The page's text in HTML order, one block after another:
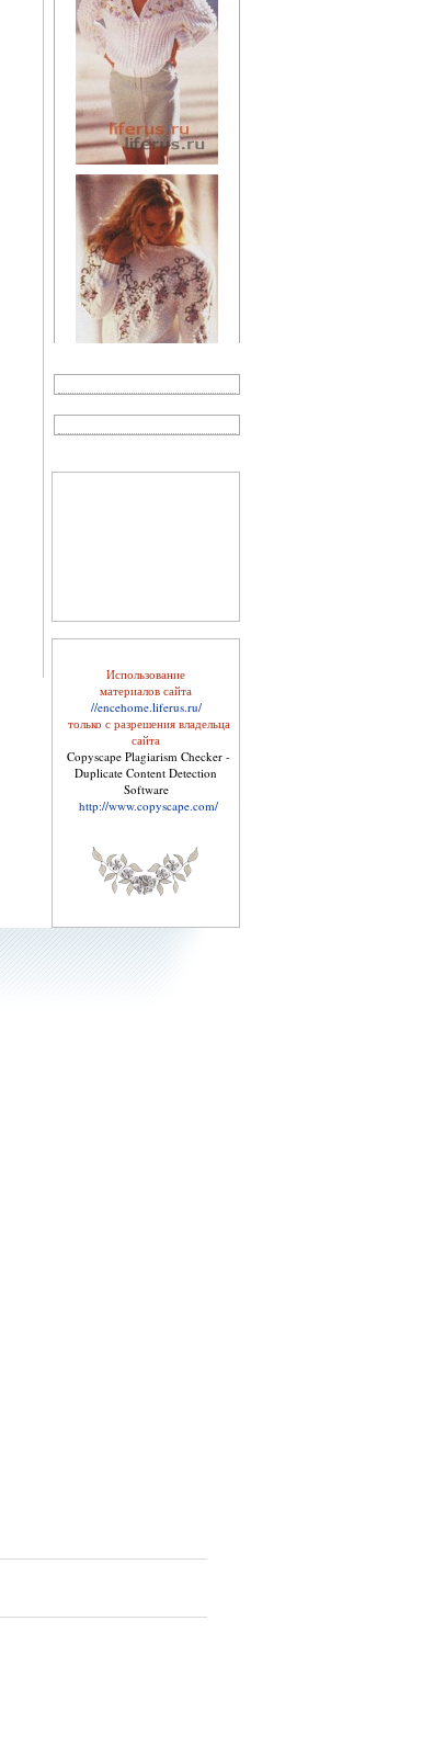
Цветущая косметика
Косметика, возраст и
Уход за кожей лица
Использование
материалов сайта
//encehome.liferus.ru/
только с разрешения владельца
сайта
Copyscape Plagiarism Checker -
Duplicate Content Detection
Software
http://www.copyscape.com/